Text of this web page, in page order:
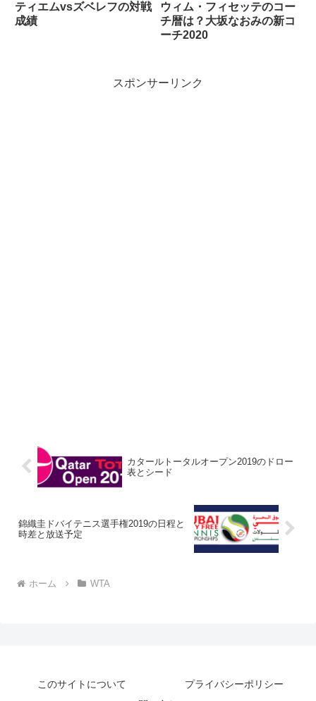
ティエムvsズベレフの対戦
成績
ウィム・フィセッテのコー
チ暦は？大坂なおみの新コ
ーチ2020
スポンサーリンク
カタールトータルオープン2019のドロー
表とシード
錦織圭ドバイテニス選手権2019の日程と
時差と放送予定
ホーム WTA
このサイトについて
プライバシーポリシー